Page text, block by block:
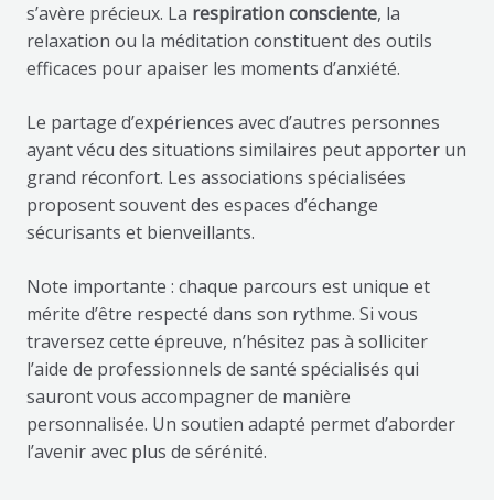
s’avère précieux. La respiration consciente, la
relaxation ou la méditation constituent des outils
efficaces pour apaiser les moments d’anxiété.
Le partage d’expériences avec d’autres personnes
ayant vécu des situations similaires peut apporter un
grand réconfort. Les associations spécialisées
proposent souvent des espaces d’échange
sécurisants et bienveillants.
Note importante : chaque parcours est unique et
mérite d’être respecté dans son rythme. Si vous
traversez cette épreuve, n’hésitez pas à solliciter
l’aide de professionnels de santé spécialisés qui
sauront vous accompagner de manière
personnalisée. Un soutien adapté permet d’aborder
l’avenir avec plus de sérénité.